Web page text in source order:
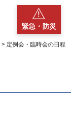
緊急・防災
> 定例会・臨時会の日程